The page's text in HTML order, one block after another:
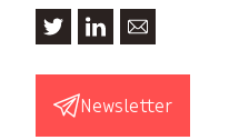
Newsletter